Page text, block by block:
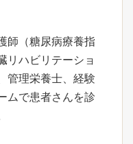
師（糖尿病療養指
リハビリテーショ
管理栄養士、経験
ムで患者さんを診